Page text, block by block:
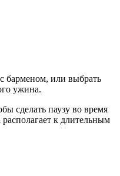
барменом, или выбрать
ужина.
сделать паузу во время
к длительным